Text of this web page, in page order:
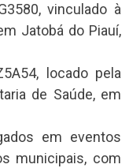
vinculado à
Jatobá do Piauí,
locado pela
de Saúde, em
em eventos
municipais, com